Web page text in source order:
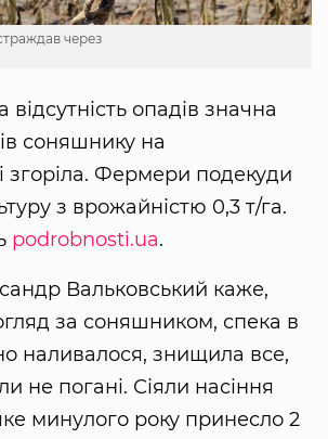
через
відсутність опадів значна
соняшнику на
згоріла. Фермери подекуди
з врожайністю 0,3 т/га.
podrobnosti.ua.
Вальковський каже,
за соняшником, спека в
наливалося, знищила все,
не погані. Сіяли насіння
минулого року принесло 2